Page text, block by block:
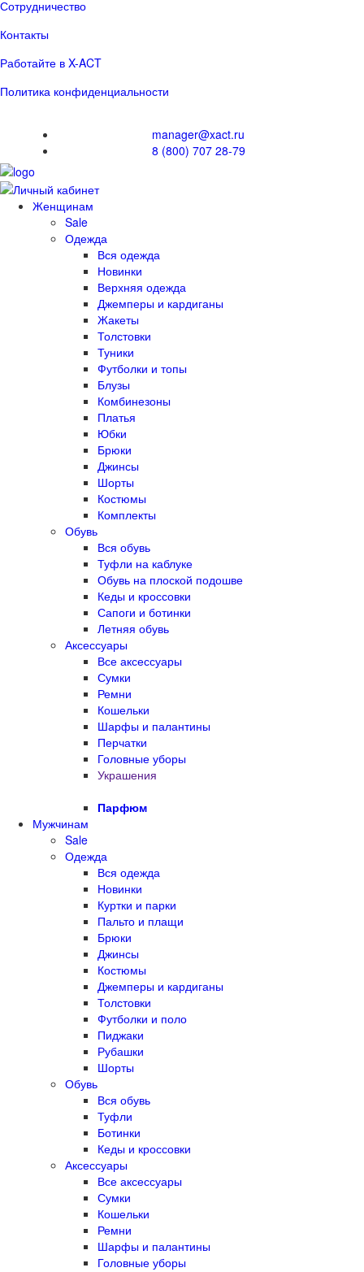
Сотрудничество
Контакты
Работайте в X-ACT
Политика конфиденциальности
manager@xact.ru
8 (800) 707 28-79
Женщинам
Sale
Одежда
Вся одежда
Новинки
Верхняя одежда
Джемперы и кардиганы
Жакеты
Толстовки
Туники
Футболки и топы
Блузы
Комбинезоны
Платья
Юбки
Брюки
Джинсы
Шорты
Костюмы
Комплекты
Обувь
Вся обувь
Туфли на каблуке
Обувь на плоской подошве
Кеды и кроссовки
Сапоги и ботинки
Летняя обувь
Аксессуары
Все аксессуары
Сумки
Ремни
Кошельки
Шарфы и палантины
Перчатки
Головные уборы
Украшения
Парфюм
Мужчинам
Sale
Одежда
Вся одежда
Новинки
Куртки и парки
Пальто и плащи
Брюки
Джинсы
Костюмы
Джемперы и кардиганы
Толстовки
Футболки и поло
Пиджаки
Рубашки
Шорты
Обувь
Вся обувь
Туфли
Ботинки
Кеды и кроссовки
Аксессуары
Все аксессуары
Сумки
Кошельки
Ремни
Шарфы и палантины
Головные уборы